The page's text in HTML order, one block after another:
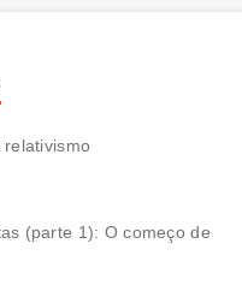
relativismo
(parte 1): O começo de